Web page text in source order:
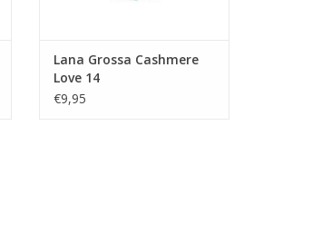
Lana Grossa Cashmere
Love 14
€9,95